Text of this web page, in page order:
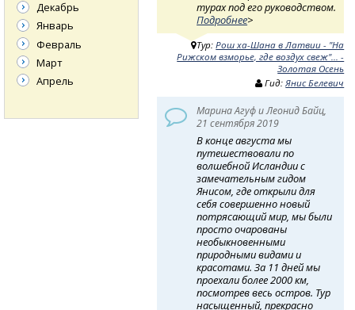
турах под его руководством.
Подробнее>
Тур:Рош ха-Шана в Латвии - "На
Рижском взморье, где воздух свеж"... -
Золотая Осень
Гид:Янис Белевич
Марина Агуф и Леонид Байц,
21 сентября 2019
В конце августа мы
путешествовали по
волшебной Исландии с
замечательным гидом
Янисом, где открыли для
себя совершенно новый
потрясающий мир, мы были
просто очарованы
необыкновенными
природными видами и
красотами. За 11 дней мы
проехали более 2000 км,
посмотрев весь остров. Тур
насыщенный, прекрасно
Декабрь
Январь
Февраль
Март
Апрель